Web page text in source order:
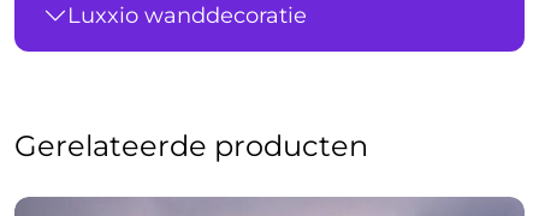
Luxxio wanddecoratie
Gerelateerde producten